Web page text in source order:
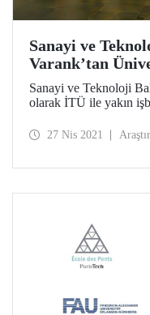
Sanayi ve
Varank’tan
Sanayi ve Teknoloji
olarak İTÜ ile yakın
27 Nis 2021